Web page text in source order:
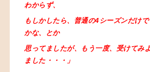
わからず、
もしかしたら、普通の4シーズンだけ
かな、とか
思ってましたが、もう一度、受けてみ
ました・・・」